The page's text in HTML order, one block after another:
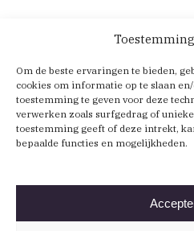
Om de beste ervaringen te bieden,
cookies om informatie op te slaan
toestemming te geven voor deze
verwerken zoals surfgedrag of unieke
toestemming geeft of deze intrekt,
bepaalde functies en mogelijkheden.